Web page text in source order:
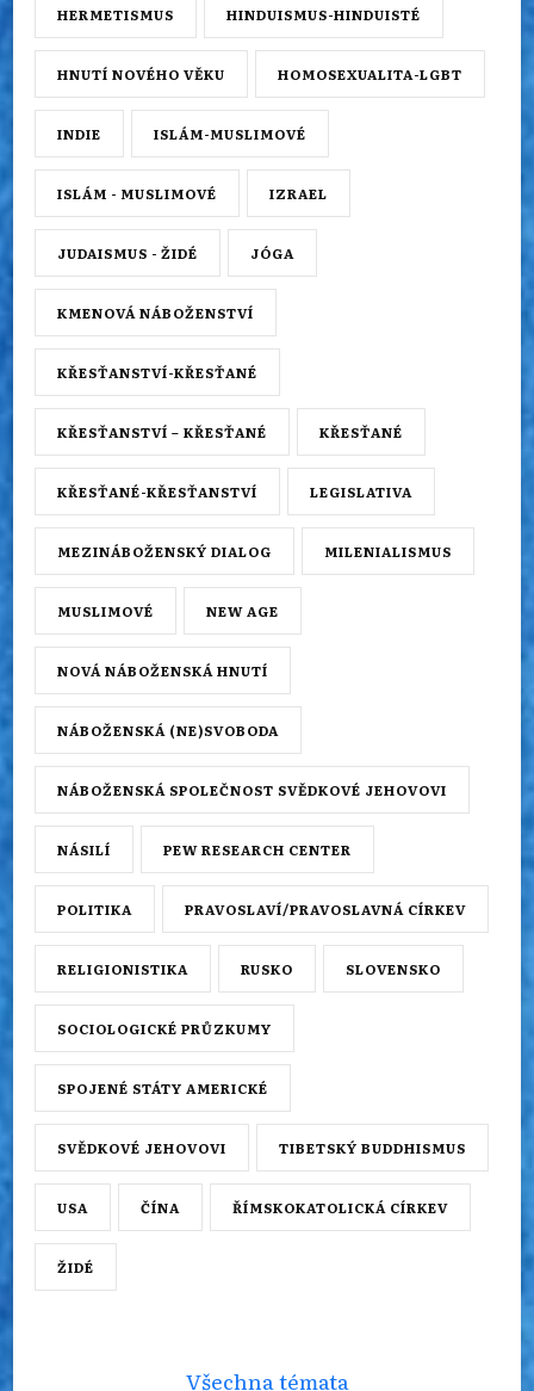
HERMETISMUS HINDUISMUS-HINDUISTÉ
HNUTÍ NOVÉHO VĚKU HOMOSEXUALITA-LGBT
INDIE ISLÁM-MUSLIMOVÉ
ISLÁM - MUSLIMOVÉ IZRAEL
JUDAISMUS - ŽIDÉ JÓGA
KMENOVÁ NÁBOŽENSTVÍ
KŘESŤANSTVÍ-KŘESŤANÉ
KŘESŤANSTVÍ – KŘESŤANÉ KŘESŤANÉ
KŘESŤANÉ-KŘESŤANSTVÍ LEGISLATIVA
MEZINÁBOŽENSKÝ DIALOG MILENIALISMUS
MUSLIMOVÉ NEW AGE
NOVÁ NÁBOŽENSKÁ HNUTÍ
NÁBOŽENSKÁ (NE)SVOBODA
NÁBOŽENSKÁ SPOLEČNOST SVĚDKOVÉ JEHOVOVI
NÁSILÍ PEW RESEARCH CENTER
POLITIKA PRAVOSLAVÍ/PRAVOSLAVNÁ CÍRKEV
RELIGIONISTIKA RUSKO SLOVENSKO
SOCIOLOGICKÉ PRŮZKUMY
SPOJENÉ STÁTY AMERICKÉ
SVĚDKOVÉ JEHOVOVI TIBETSKÝ BUDDHISMUS
USA ČÍNA ŘÍMSKOKATOLICKÁ CÍRKEV
ŽIDÉ
Všechna témata